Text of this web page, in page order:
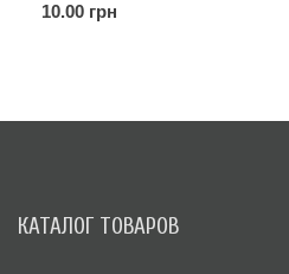
10.00 грн
КАТАЛОГ ТОВАРОВ